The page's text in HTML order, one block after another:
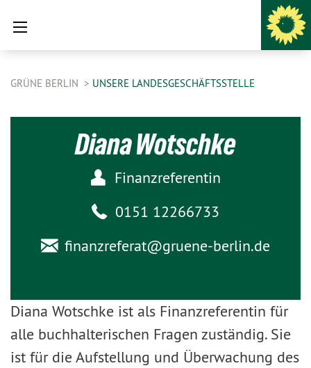
GRÜNE BERLIN UNSERE LANDESGESCHÄFTSSTELLE
Diana Wotschke
Finanzreferentin
0151 12266733
finanzreferat@gruene-berlin.de
Diana Wotschke ist als Finanzreferentin für
alle buchhalterischen Fragen zuständig. Sie
ist für die Aufstellung und Überwachung des